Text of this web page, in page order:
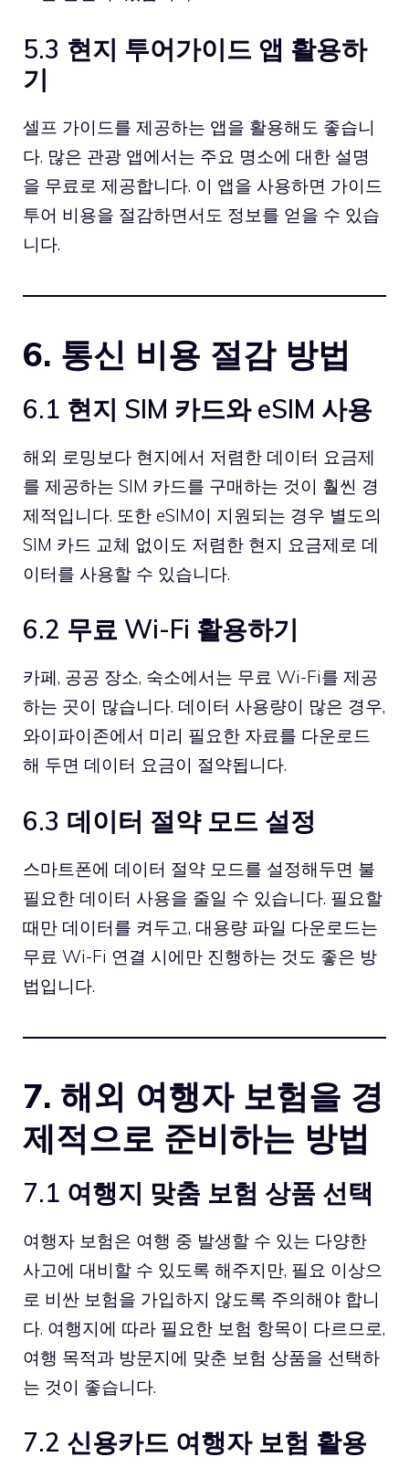
5.3 현지 투어가이드 앱 활용하
기
셀프 가이드를 제공하는 앱을 활용해도 좋습니
다. 많은 관광 앱에서는 주요 명소에 대한 설명
을 무료로 제공합니다. 이 앱을 사용하면 가이드
투어 비용을 절감하면서도 정보를 얻을 수 있습
니다.
6. 통신 비용 절감 방법
6.1 현지 SIM 카드와 eSIM 사용
해외 로밍보다 현지에서 저렴한 데이터 요금제
를 제공하는 SIM 카드를 구매하는 것이 훨씬 경
제적입니다. 또한 eSIM이 지원되는 경우 별도의
SIM 카드 교체 없이도 저렴한 현지 요금제로 데
이터를 사용할 수 있습니다.
6.2 무료 Wi-Fi 활용하기
카페, 공공 장소, 숙소에서는 무료 Wi-Fi를 제공
하는 곳이 많습니다. 데이터 사용량이 많은 경우,
와이파이존에서 미리 필요한 자료를 다운로드
해 두면 데이터 요금이 절약됩니다.
6.3 데이터 절약 모드 설정
스마트폰에 데이터 절약 모드를 설정해두면 불
필요한 데이터 사용을 줄일 수 있습니다. 필요할
때만 데이터를 켜두고, 대용량 파일 다운로드는
무료 Wi-Fi 연결 시에만 진행하는 것도 좋은 방
법입니다.
7. 해외 여행자 보험을 경
제적으로 준비하는 방법
7.1 여행지 맞춤 보험 상품 선택
여행자 보험은 여행 중 발생할 수 있는 다양한
사고에 대비할 수 있도록 해주지만, 필요 이상으
로 비싼 보험을 가입하지 않도록 주의해야 합니
다. 여행지에 따라 필요한 보험 항목이 다르므로,
여행 목적과 방문지에 맞춘 보험 상품을 선택하
는 것이 좋습니다.
7.2 신용카드 여행자 보험 활용